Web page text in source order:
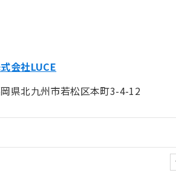
会社LUCE
県北九州市若松区本町3-4-12